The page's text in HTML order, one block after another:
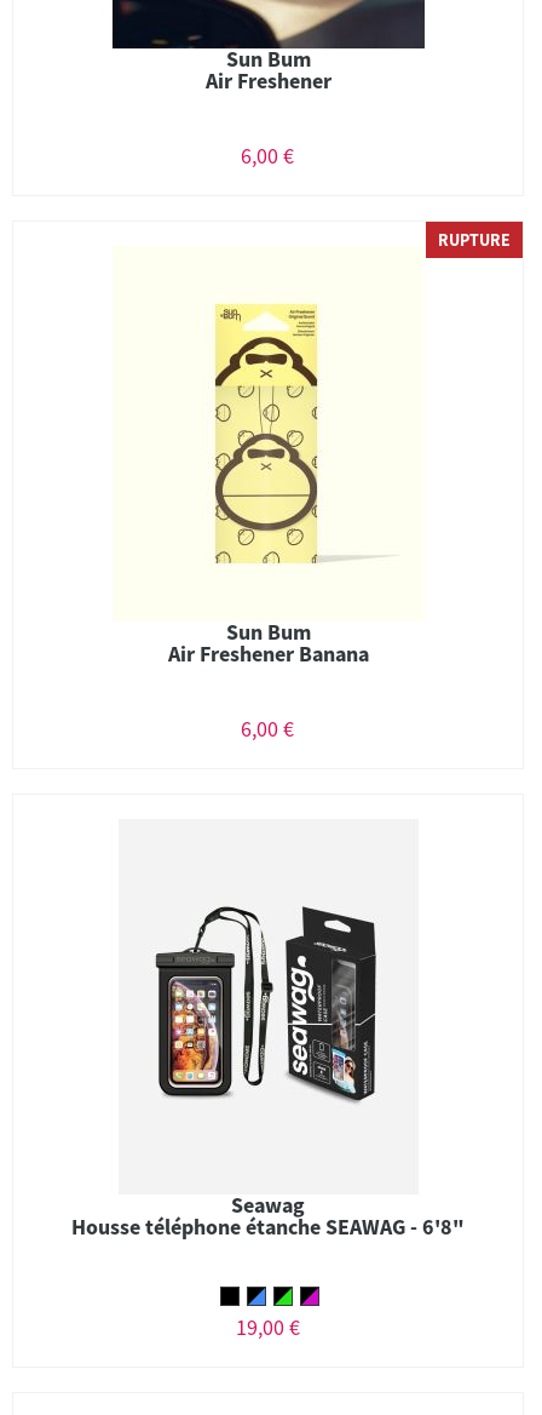
Sun Bum
Air Freshener
6,00 €
RUPTURE
Sun Bum
Air Freshener Banana
6,00 €
Seawag
Housse téléphone étanche SEAWAG - 6'8"
19,00 €